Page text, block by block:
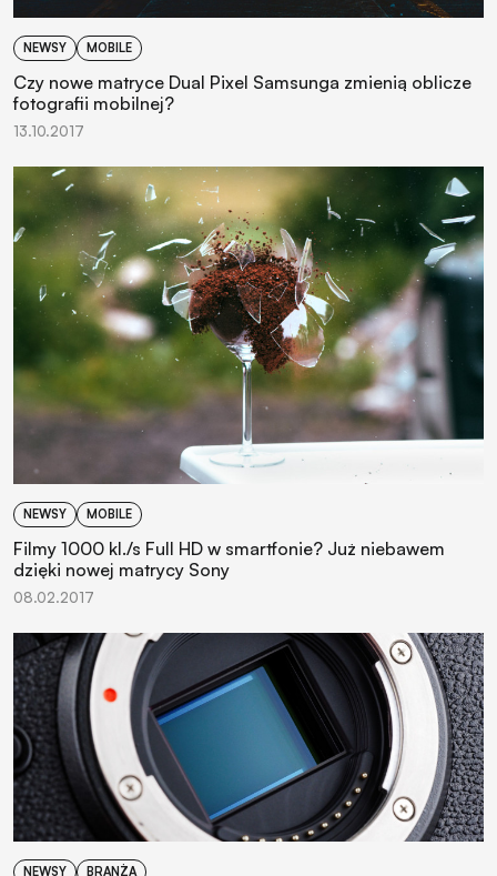
NEWSY MOBILE
Czy nowe matryce Dual Pixel Samsunga zmienią oblicze
fotografii mobilnej?
13.10.2017
NEWSY MOBILE
Filmy 1000 kl./s Full HD w smartfonie? Już niebawem
dzięki nowej matrycy Sony
08.02.2017
NEWSY BRANŻA